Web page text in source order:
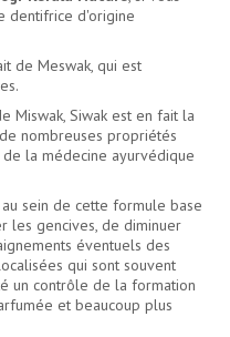
dentifrice d'origine
de Meswak, qui est
Miswak, Siwak est en fait la
nombreuses propriétés
la médecine ayurvédique
sein de cette formule base
les gencives, de diminuer
éventuels des
qui sont souvent
un contrôle de la formation
et beaucoup plus